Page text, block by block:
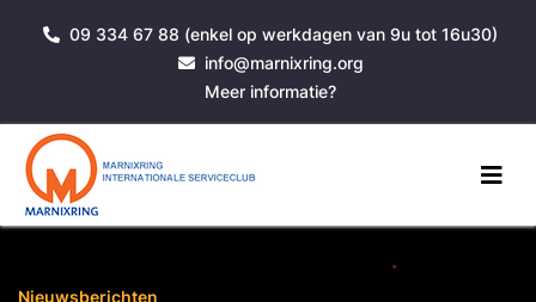
09 334 67 88 (enkel op werkdagen van 9u tot 16u30)
info@marnixring.org
Meer informatie?
Nieuwsberichten